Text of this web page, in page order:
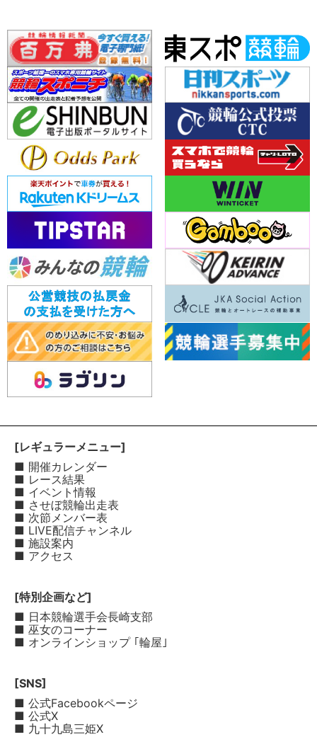
[レギュラーメニュー]
■ 開催カレンダー
■ レース結果
■ イベント情報
■ させぼ競輪出走表
■ 次節メンバー表
■ LIVE配信チャンネル
■ 施設案内
■ アクセス
[特別企画など]
■ 日本競輪選手会長崎支部
■ 巫女のコーナー
■ オンラインショップ ｢輪屋｣
[SNS]
■ 公式Facebookページ
■ 公式X
■ 九十九島三姫X